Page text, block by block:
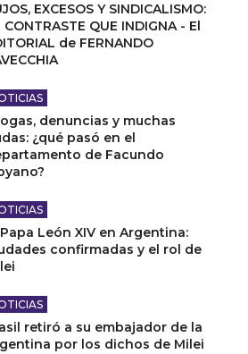
EXCESOS Y SINDICALISMO:
CONTRASTE QUE INDIGNA - El
de FERNANDO
denuncias y muchas
¿qué pasó en el
de Facundo
León XIV en Argentina:
confirmadas y el rol de
retiró a su embajador de la
por los dichos de Milei